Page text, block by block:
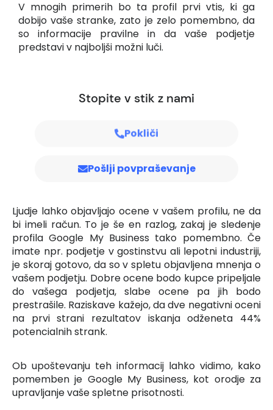
V mnogih primerih bo ta profil prvi vtis, ki ga
dobijo vaše stranke, zato je zelo pomembno, da
so informacije pravilne in da vaše podjetje
predstavi v najboljši možni luči.
Stopite v stik z nami
Pokliči
Pošlji povpraševanje
Ljudje lahko objavljajo ocene v vašem profilu, ne da
bi imeli račun. To je še en razlog, zakaj je sledenje
profila Google My Business tako pomembno. Če
imate npr. podjetje v gostinstvu ali lepotni industriji,
je skoraj gotovo, da so v spletu objavljena mnenja o
vašem podjetju. Dobre ocene bodo kupce pripeljale
do vašega podjetja, slabe ocene pa jih bodo
prestrašile. Raziskave kažejo, da dve negativni oceni
na prvi strani rezultatov iskanja odženeta 44%
potencialnih strank.
Ob upoštevanju teh informacij lahko vidimo, kako
pomemben je Google My Business, kot orodje za
upravljanje vaše spletne prisotnosti.